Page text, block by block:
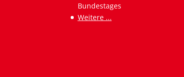
Bundestages
Weitere ...